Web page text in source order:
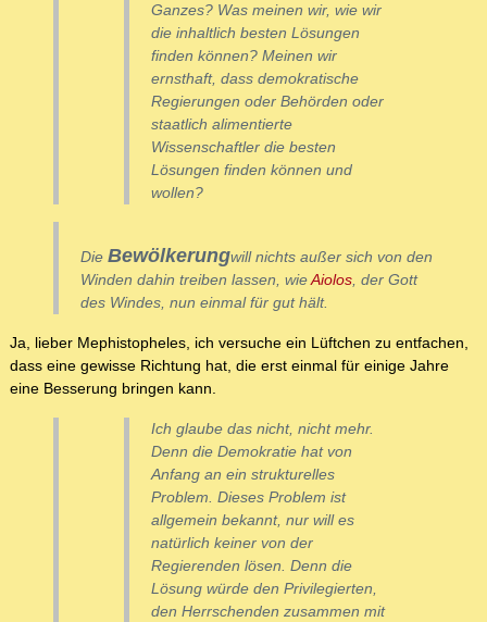
Ganzes? Was meinen wir, wie wir
die inhaltlich besten Lösungen
finden können? Meinen wir
ernsthaft, dass demokratische
Regierungen oder Behörden oder
staatlich alimentierte
Wissenschaftler die besten
Lösungen finden können und
wollen?
Die Bewölkerungwill nichts außer sich von den
Winden dahin treiben lassen, wieAiolos, der Gott
des Windes, nun einmal für gut hält.
Ja, lieber Mephistopheles, ich versuche ein Lüftchen zu entfachen,
dass eine gewisse Richtung hat, die erst einmal für einige Jahre
eine Besserung bringen kann.
Ich glaube das nicht, nicht mehr.
Denn die Demokratie hat von
Anfang an ein strukturelles
Problem. Dieses Problem ist
allgemein bekannt, nur will es
natürlich keiner von der
Regierenden lösen. Denn die
Lösung würde den Privilegierten,
den Herrschenden zusammen mit